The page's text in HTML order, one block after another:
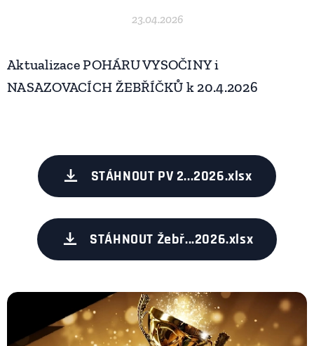
23.04.2026
Aktualizace POHÁRU VYSOČINY i
NASAZOVACÍCH ŽEBŘÍČKŮ k 20.4.2026
STÁHNOUT PV 2...2026.xlsx
STÁHNOUT Žebř...2026.xlsx